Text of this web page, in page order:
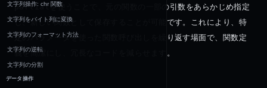
文字列操作: chr 関数
文字列をバイト列に変換
文字列のフォーマット方法
文字列の逆転
文字列の分割
データ操作
partial を使うことで、元の関数の一部の引数をあらかじめ指定
し、新しい関数として保存することが可能です。これにより、特
定のパラメータを使った関数呼び出しを繰り返す場面で、関数定
義を簡潔にし、冗長なコードを減らせます。